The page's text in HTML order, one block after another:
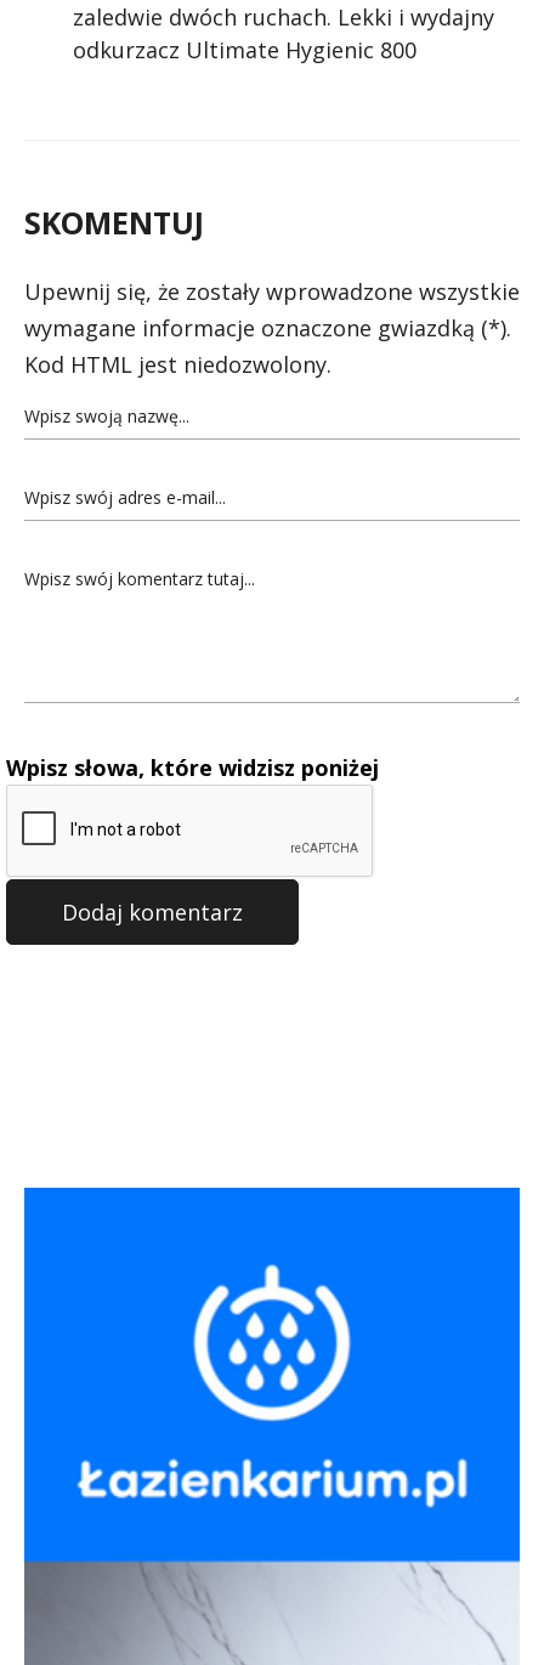
zaledwie dwóch ruchach. Lekki i wydajny
odkurzacz Ultimate Hygienic 800
SKOMENTUJ
Upewnij się, że zostały wprowadzone wszystkie
wymagane informacje oznaczone gwiazdką (*).
Kod HTML jest niedozwolony.
Wpisz słowa, które widzisz poniżej